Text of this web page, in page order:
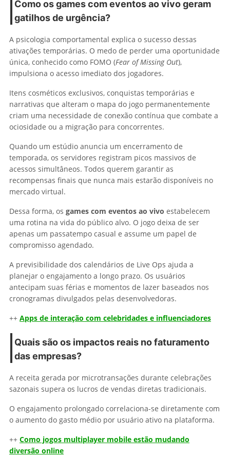
Como os games com eventos ao vivo geram
gatilhos de urgência?
A psicologia comportamental explica o sucesso dessas
ativações temporárias. O medo de perder uma oportunidade
única, conhecido como FOMO (Fear of Missing Out),
impulsiona o acesso imediato dos jogadores.
Itens cosméticos exclusivos, conquistas temporárias e
narrativas que alteram o mapa do jogo permanentemente
criam uma necessidade de conexão contínua que combate a
ociosidade ou a migração para concorrentes.
Quando um estúdio anuncia um encerramento de
temporada, os servidores registram picos massivos de
acessos simultâneos. Todos querem garantir as
recompensas finais que nunca mais estarão disponíveis no
mercado virtual.
Dessa forma, os games com eventos ao vivo estabelecem
uma rotina na vida do público alvo. O jogo deixa de ser
apenas um passatempo casual e assume um papel de
compromisso agendado.
A previsibilidade dos calendários de Live Ops ajuda a
planejar o engajamento a longo prazo. Os usuários
antecipam suas férias e momentos de lazer baseados nos
cronogramas divulgados pelas desenvolvedoras.
++ Apps de interação com celebridades e influenciadores
Quais são os impactos reais no faturamento
das empresas?
A receita gerada por microtransações durante celebrações
sazonais supera os lucros de vendas diretas tradicionais.
O engajamento prolongado correlaciona-se diretamente com
o aumento do gasto médio por usuário ativo na plataforma.
++ Como jogos multiplayer mobile estão mudando
diversão online